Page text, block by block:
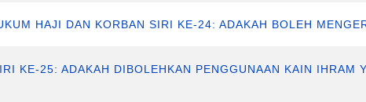
HAJI DAN KORBAN SIRI KE-24: ADAKAH BOLEH
KE-25: ADAKAH DIBOLEHKAN PENGGUNAAN KAIN IHRAM